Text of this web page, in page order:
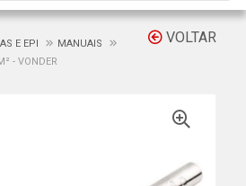
VOLTAR
E EPI
MANUAIS
- VONDER